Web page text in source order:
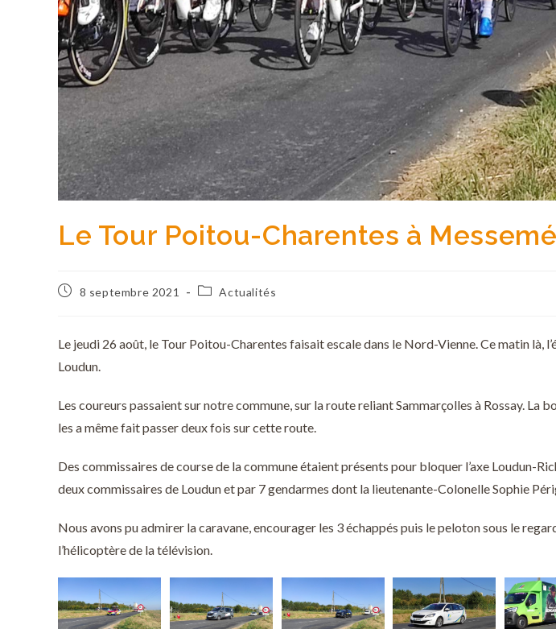
Le Tour Poitou-Charentes à Messemé
8 septembre 2021 Actualités
Le jeudi 26 août, le Tour Poitou-Charentes faisait escale dans le Nord-Vienne. Ce matin là,
Loudun.
Les coureurs passaient sur notre commune, sur la route reliant Sammarçolles à Rossay. La
les a même fait passer deux fois sur cette route.
Des commissaires de course de la commune étaient présents pour bloquer l’axe Loudun-
deux commissaires de Loudun et par 7 gendarmes dont la lieutenante-Colonelle Sophie
Nous avons pu admirer la caravane, encourager les 3 échappés puis le peloton sous le
l’hélicoptère de la télévision.